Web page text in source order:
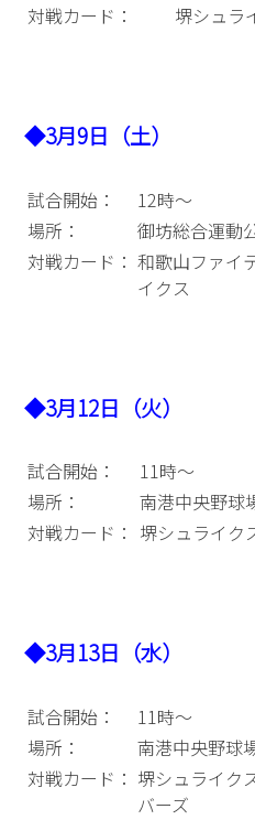
対戦カード：
堺シュラ
◆3月9日（土）
試合開始：
12時～
場所：
御坊総合運
対戦カード： 和歌山ファイ
イクス
◆3月12日（火）
試合開始：
11時～
場所：
南港中央野球
対戦カード： 堺シュライク
◆3月13日（水）
試合開始：
11時～
場所：
南港中央野球
対戦カード： 堺シュライク
バーズ